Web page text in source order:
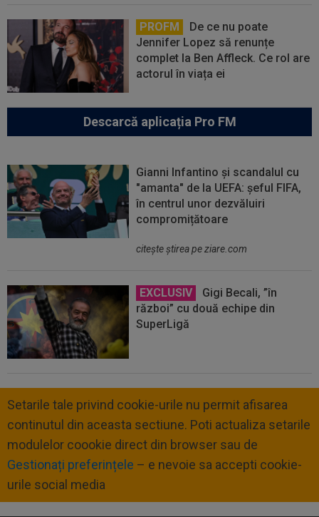
PROFM
De ce nu poate
Jennifer Lopez să renunțe
complet la Ben Affleck. Ce rol are
actorul în viața ei
Descarcă aplicația Pro FM
Gianni Infantino și scandalul cu
"amanta" de la UEFA: șeful FIFA,
în centrul unor dezvăluiri
compromițătoare
citeşte ştirea pe ziare.com
EXCLUSIV
Gigi Becali, ”în
război” cu două echipe din
SuperLigă
Setarile tale privind cookie-urile nu permit afisarea
continutul din aceasta sectiune. Poti actualiza setarile
modulelor coookie direct din browser sau de
Gestionați preferințele – e nevoie sa accepti cookie-
urile social media